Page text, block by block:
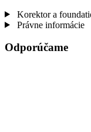
Korektor a
Právne informácie
Odporúčame